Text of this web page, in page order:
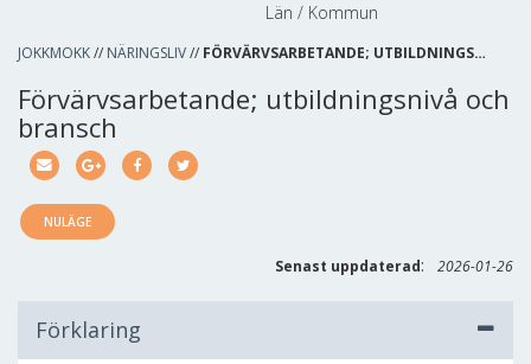
Län / Kommun
JOKKMOKK// NÄRINGSLIV// FÖRVÄRVSARBETANDE; UTBILDNINGS…
Förvärvsarbetande; utbildningsnivå och
bransch
NULÄGE
Senast uppdaterad: 2026-01-26
Förklaring